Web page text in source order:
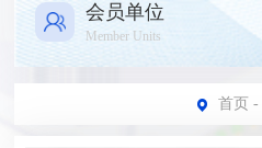
会员单位
Member Units
首页 -